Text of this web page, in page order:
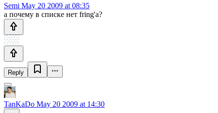
Semi May 20 2009 at 08:35
а почему в списке нет fring'а?
Reply
TanKaDo May 20 2009 at 14:30